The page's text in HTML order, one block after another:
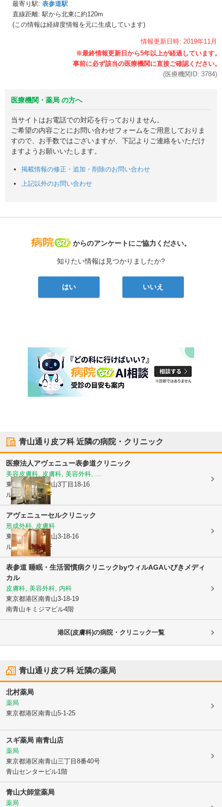
最寄り駅: 表参道駅
直線距離: 駅から北東に約120m
(この情報は経緯度情報を元に生成しています)
情報更新日時: 2019年11月
(医療機関ID: 3784)
医療機関・薬局 の方へ
当サイトはお電話での対応を行っておりません。
ご希望の内容ごとにお問い合わせフォームをご用意しておりま
すので、お手数ではございますが、下記よりご連絡をいただけ
ますようお願いいたします。
掲載情報の修正・追加・削除のお問い合わせ
上記以外のお問い合わせ
病院なび
からのアンケートにご協力ください。
知りたい情報は見つかりましたか?
はい いいえ
青山通り皮フ科近隣の病院・クリニック
医療法人アヴェニュー表参道クリニック
美容皮膚科, 皮膚科, 美容外科, ...
東京都港区南青山3丁目18-16
ル・ボワビル4F
アヴェニューセルクリニック
形成外科, 皮膚科
東京都港区 南青山3-18-16
ル・ボワビル3F
表参道 睡眠・生活習慣病クリニックbyウィルAGAいびきメディ
カル
皮膚科, 美容外科, 内科
東京都港区南青山3-18-19
南青山キミジマビル4階
港区(皮膚科)の病院・クリニック一覧
青山通り皮フ科近隣の薬局
北村薬局
薬局
東京都港区南青山5-1-25
スギ薬局 南青山店
薬局
東京都港区南青山三丁目8番40号
青山センタービル1階
青山大師堂薬局
薬局